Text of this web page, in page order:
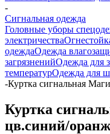
-
Сигнальная одежда
Головные уборы
электричества
одеждаОдежда
загрязненийОдежда для
температурОдежда для
-Куртка сигнальная
Куртка
цв.синий/